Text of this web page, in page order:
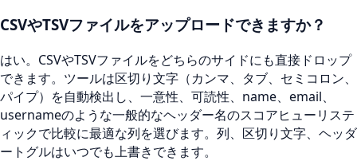
CSVやTSVファイルをアップロードできますか？
はい。CSVやTSVファイルをどちらのサイドにも直接ドロップ
できます。ツールは区切り文字（カンマ、タブ、セミコロン、
パイプ）を自動検出し、一意性、可読性、name、email、
usernameのような一般的なヘッダー名のスコアヒューリステ
ィックで比較に最適な列を選びます。列、区切り文字、ヘッダ
ートグルはいつでも上書きできます。